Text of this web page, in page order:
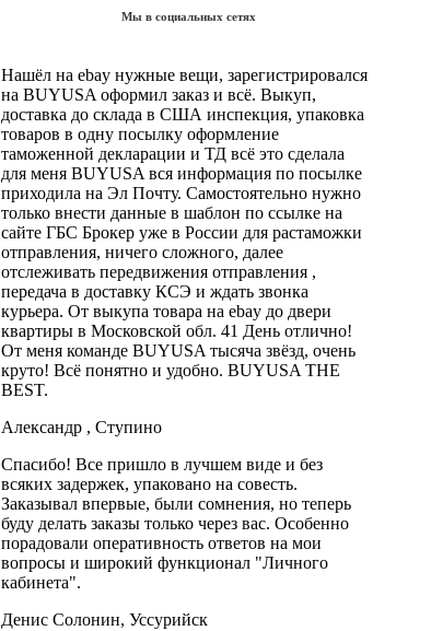
Мы в социальных сетях
Нашёл на ebay нужные вещи, зарегистрировался
на BUYUSA оформил заказ и всё. Выкуп,
доставка до склада в США инспекция, упаковка
товаров в одну посылку оформление
таможенной декларации и ТД всё это сделала
для меня BUYUSA вся информация по посылке
приходила на Эл Почту. Самостоятельно нужно
только внести данные в шаблон по ссылке на
сайте ГБС Брокер уже в России для растаможки
отправления, ничего сложного, далее
отслеживать передвижения отправления ,
передача в доставку КСЭ и ждать звонка
курьера. От выкупа товара на ebay до двери
квартиры в Московской обл. 41 День отлично!
От меня команде BUYUSA тысяча звёзд, очень
круто! Всё понятно и удобно. BUYUSA THE
BEST.
Александр , Ступино
Спасибо! Все пришло в лучшем виде и без
всяких задержек, упаковано на совесть.
Заказывал впервые, были сомнения, но теперь
буду делать заказы только через вас. Особенно
порадовали оперативность ответов на мои
вопросы и широкий функционал "Личного
кабинета".
Денис Солонин, Уссурийск